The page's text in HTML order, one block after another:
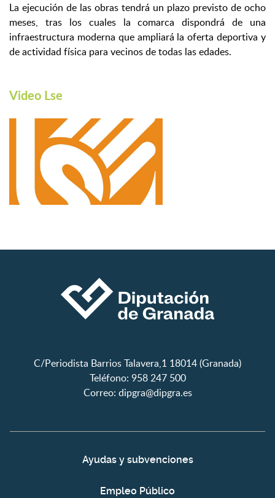
La ejecución de las obras tendrá un plazo previsto de ocho
meses, tras los cuales la comarca dispondrá de una
infraestructura moderna que ampliará la oferta deportiva y
de actividad física para vecinos de todas las edades.
Video Lse
C/Periodista Barrios Talavera,1 18014 (Granada)
Teléfono: 958 247 500
Correo: dipgra@dipgra.es
Ayudas y subvenciones
Empleo Público